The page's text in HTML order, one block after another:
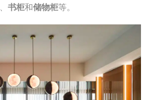
书柜和储物柜等。